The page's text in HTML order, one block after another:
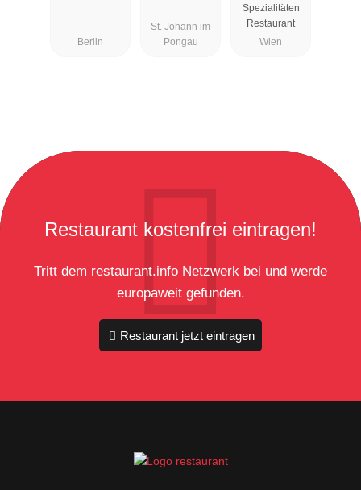
Berlin
St. Johann im
Pongau
Spezialitäten
Restaurant
Wien
Restaurant kostenfrei eintragen!
Tritt dem restaurant.info Netzwerk bei und werde
europaweit gefunden.
Restaurant jetzt eintragen